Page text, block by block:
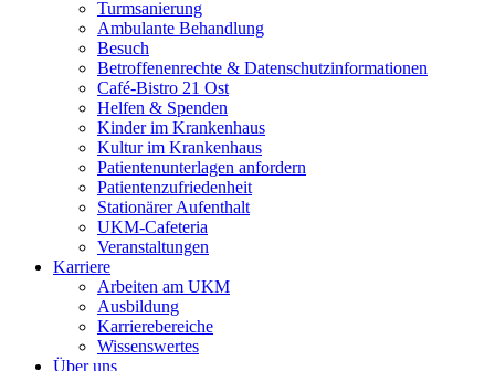
Turmsanierung
Ambulante Behandlung
Besuch
Betroffenenrechte & Datenschutzinformationen
Café-Bistro 21 Ost
Helfen & Spenden
Kinder im Krankenhaus
Kultur im Krankenhaus
Patientenunterlagen anfordern
Patientenzufriedenheit
Stationärer Aufenthalt
UKM-Cafeteria
Veranstaltungen
Karriere
Arbeiten am UKM
Ausbildung
Karrierebereiche
Wissenswertes
Über uns